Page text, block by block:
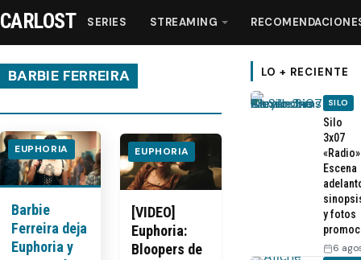
Streaming
Recomendaciones
Videos
CARLOST SERIES STREAMING
BARBIE FERREIRA
EUPHORIA
Barbie
Ferreira deja
Euphoria y
EUPHORIA
[VIDEO]
Euphoria:
Bloopers de
LO + RECIENTE
SILO
Silo
3x07
Escena
y fotos
6